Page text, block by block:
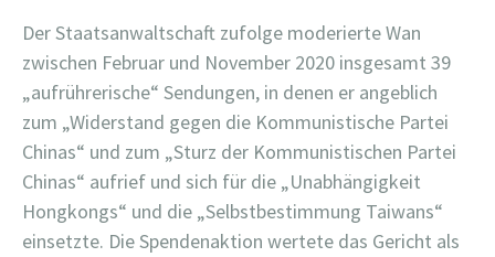
Der Staatsanwaltschaft zufolge moderierte Wan
zwischen Februar und November 2020 insgesamt 39
„aufrührerische“ Sendungen, in denen er angeblich
zum „Widerstand gegen die Kommunistische Partei
Chinas“ und zum „Sturz der Kommunistischen Partei
Chinas“ aufrief und sich für die „Unabhängigkeit
Hongkongs“ und die „Selbstbestimmung Taiwans“
einsetzte. Die Spendenaktion wertete das Gericht als